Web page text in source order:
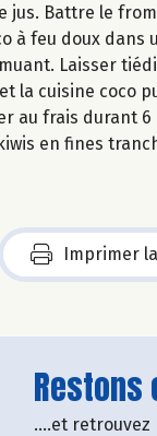
Battre le
à feu doux
Laisser
la cuisine coco
au frais durant
en fines
Imprimer
....et